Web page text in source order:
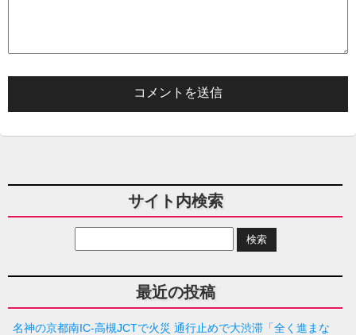
サイト内検索
最近の投稿
名神の京都南IC-高槻JCTで火災 通行止めで大渋滞「全く進まな